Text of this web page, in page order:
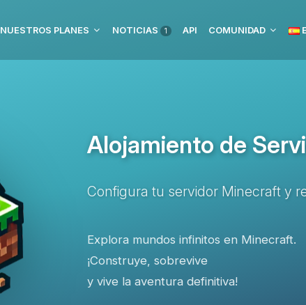
NUESTROS PLANES NOTICIAS 1 API COMUNIDAD
Alojamiento de
Configura tu servidor Minecraft y
Explora mundos infinitos en Minecraft.
¡Construye, sobrevive
y vive la aventura definitiva!